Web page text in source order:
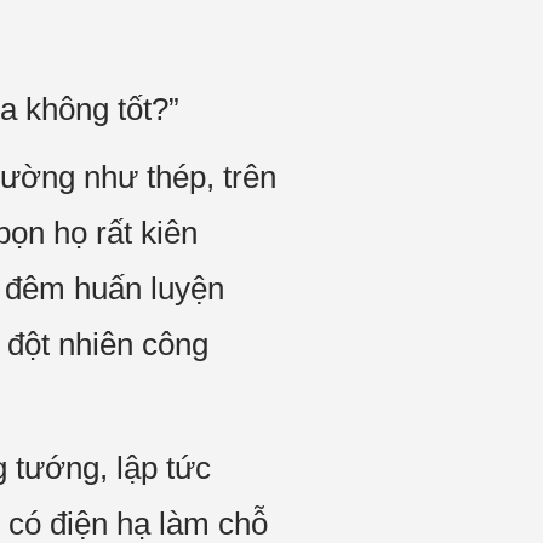
không tốt?”
như thép, trên
họ rất kiên
huấn luyện
nhiên công
tướng, lập tức
điện hạ làm chỗ